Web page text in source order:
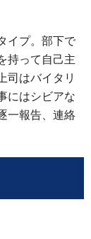
イプ。部下で
持って自己主
司はバイタリ
にはシビアな
一報告、連絡